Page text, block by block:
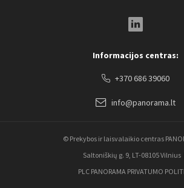
Informacijos centras:
+370 686 39060
info@panorama.lt
© Prekybos ir laisvalaikio centras
Saltoniškių g. 9, LT-08105 Vilnius
PLC PANORAMA PRIVATUMO